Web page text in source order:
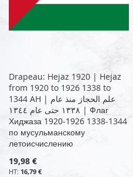
Drapeau: Hejaz 1920 | Hejaz
from 1920 to 1926 1338 to
1344 AH | علم الحجاز منذ عام
١٣٣٨ حتى عام ١٣٤٤ | Флаг
Хиджаза 1920-1926 1338-1344
по мусульманскому
летоисчислению
19,98 €
16,79 €